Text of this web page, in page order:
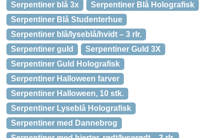
Serpentiner blå 3x
Serpentiner Blå Holografisk
Serpentiner Blå Studenterhue
Serpentiner blå/lyseblå/hvidt – 3 rlr.
Serpentiner guld
Serpentiner Guld 3X
Serpentiner Guld Holografisk
Serpentiner Halloween farver
Serpentiner Halloween, 10 stk.
Serpentiner Lyseblå Holografisk
Serpentiner med Dannebrog